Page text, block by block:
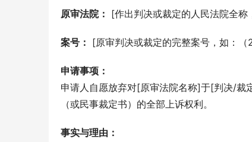
原审法院： [作出判决或裁定的人民法院全
案号： [原审判决或裁定的完整案号，如：
申请事项：
申请人自愿放弃对[原审法院名称]于[判决/
（或民事裁定书）的全部上诉权利。
事实与理由：